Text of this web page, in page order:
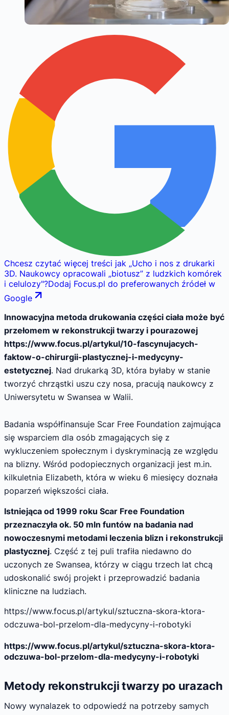
Chcesz czytać więcej treści jak „Ucho i nos z drukarki
3D. Naukowcy opracowali „biotusz” z ludzkich komórek
i celulozy"?Dodaj Focus.pl do preferowanych źródeł w
Google
Innowacyjna metoda drukowania części ciała może być
przełomem w rekonstrukcji twarzy i pourazowej
https://www.focus.pl/artykul/10-fascynujacych-
faktow-o-chirurgii-plastycznej-i-medycyny-
estetycznej. Nad drukarką 3D, która byłaby w stanie
tworzyć chrząstki uszu czy nosa, pracują naukowcy z
Uniwersytetu w Swansea w Walii.
Badania współfinansuje Scar Free Foundation zajmująca
się wsparciem dla osób zmagających się z
wykluczeniem społecznym i dyskryminacją ze względu
na blizny. Wśród podopiecznych organizacji jest m.in.
kilkuletnia Elizabeth, która w wieku 6 miesięcy doznała
poparzeń większości ciała.
Istniejąca od 1999 roku Scar Free Foundation
przeznaczyła ok. 50 mln funtów na badania nad
nowoczesnymi metodami leczenia blizn i rekonstrukcji
plastycznej. Część z tej puli trafiła niedawno do
uczonych ze Swansea, którzy w ciągu trzech lat chcą
udoskonalić swój projekt i przeprowadzić badania
kliniczne na ludziach.
https://www.focus.pl/artykul/sztuczna-skora-ktora-
odczuwa-bol-przelom-dla-medycyny-i-robotyki
https://www.focus.pl/artykul/sztuczna-skora-ktora-
odczuwa-bol-przelom-dla-medycyny-i-robotyki
Metody rekonstrukcji twarzy po urazach
Nowy wynalazek to odpowiedź na potrzeby samych